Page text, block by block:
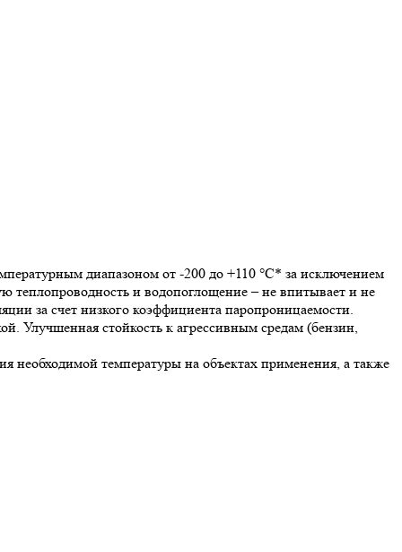
диапазоном от -200 до +110 °С* за исключением
теплопроводность и водопоглощение – не впитывает и не
за счет низкого коэффициента паропроницаемости.
Улучшенная стойкость к агрессивным средам (бензин,
температуры на объектах применения, а также